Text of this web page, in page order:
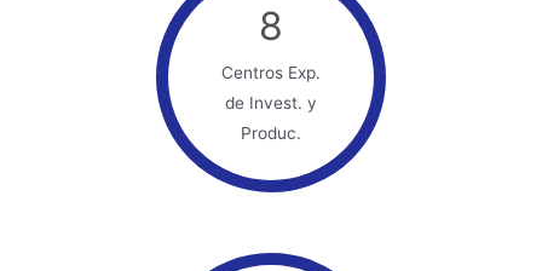
8
Centros Exp.
de Invest. y
Produc.